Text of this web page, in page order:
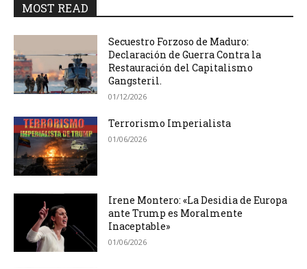
MOST READ
Secuestro Forzoso de Maduro:
Declaración de Guerra Contra la
Restauración del Capitalismo
Gangsteril.
01/12/2026
Terrorismo Imperialista
01/06/2026
Irene Montero: «La Desidia de Europa
ante Trump es Moralmente
Inaceptable»
01/06/2026